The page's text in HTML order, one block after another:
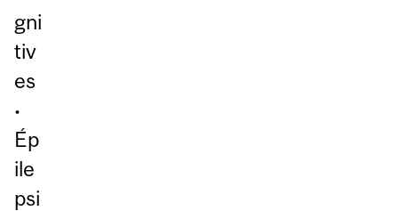
gni
tiv
es
•
Ép
ile
psi